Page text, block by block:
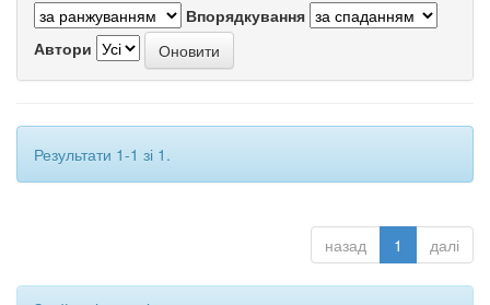
Впорядкування
Автори
Результати 1-1 зі 1.
назад 1 далі